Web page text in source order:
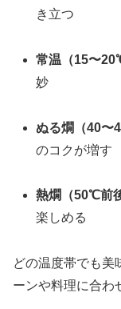
き立つ
常温（15〜
妙
ぬる燗（40〜
のコクが増す
熱燗（50℃前
楽しめる
どの温度帯でも美
ーンや料理に合わ